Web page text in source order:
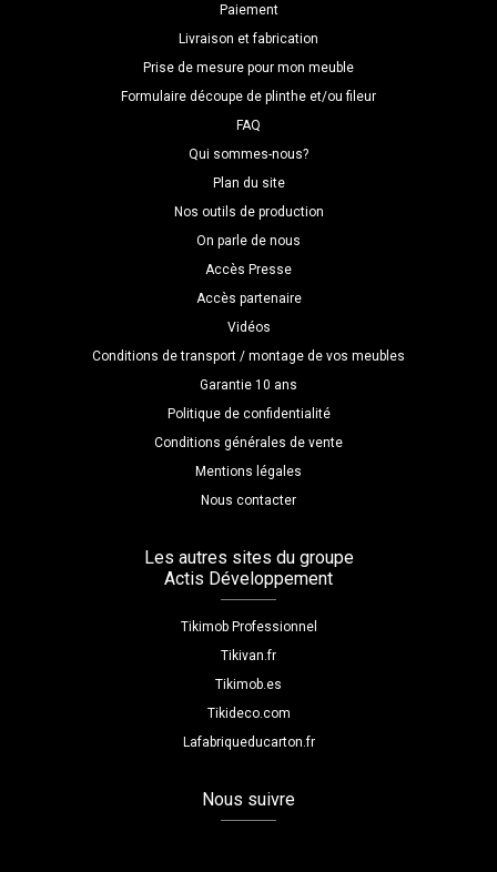
Paiement
Livraison et fabrication
Prise de mesure pour mon meuble
Formulaire découpe de plinthe et/ou fileur
FAQ
Qui sommes-nous?
Plan du site
Nos outils de production
On parle de nous
Accès Presse
Accès partenaire
Vidéos
Conditions de transport / montage de vos meubles
Garantie 10 ans
Politique de confidentialité
Conditions générales de vente
Mentions légales
Nous contacter
Les autres sites du groupe
Actis Développement
Tikimob Professionnel
Tikivan.fr
Tikimob.es
Tikideco.com
Lafabriqueducarton.fr
Nous suivre